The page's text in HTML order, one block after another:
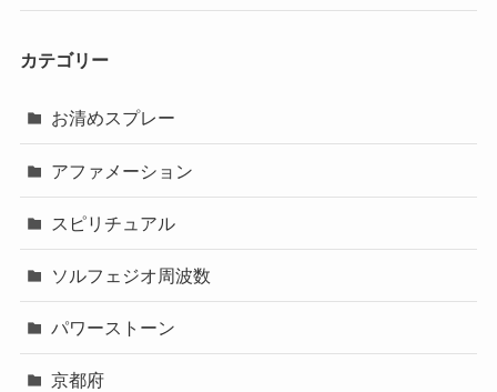
カテゴリー
お清めスプレー
アファメーション
スピリチュアル
ソルフェジオ周波数
パワーストーン
京都府